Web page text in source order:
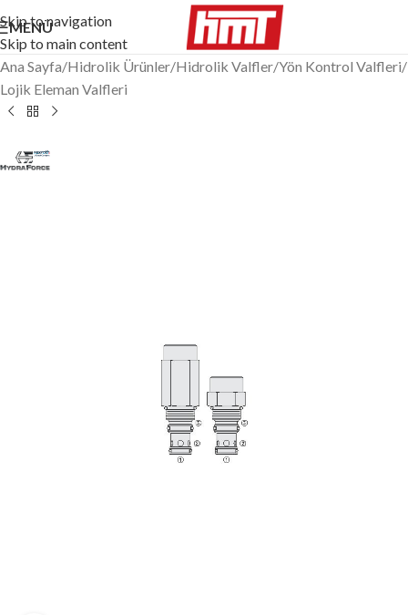
Skip to navigation
Skip to main content
MENÜ
Ana Sayfa/Hidrolik Ürünler/Hidrolik Valfler/Yön Kontrol Valfleri/
Lojik Eleman Valfleri